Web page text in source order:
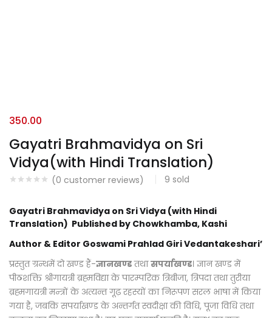
Gayatri Brahmavidya on Sri
Vidya(with Hindi Translation)
(0 customer reviews) 9 sold
350.00
Gayatri Brahmavidya on Sri Vidya (with Hindi
Translation) Published by Chowkhamba, Kashi
Author & Editor Goswami Prahlad Giri Vedantakeshari’
प्रस्तुत ग्रन्थमें दो खण्ड हैं-ज्ञानखण्डतथासपर्याखण्ड। ज्ञान खण्ड में
पीठशक्ति श्रीगायत्री ब्रह्मविद्या के पारम्परिक त्रिबीजा, त्रिपदा तथा तुरीया
ब्रह्मगायत्री मन्त्रों के अत्यन्त गूढ़ रहस्यों का निरूपण सरल भाषा में किया
गया है, जबकि सपर्याखण्ड के अन्तर्गत स्वदीक्षा की विधि, पूजा विधि तथा